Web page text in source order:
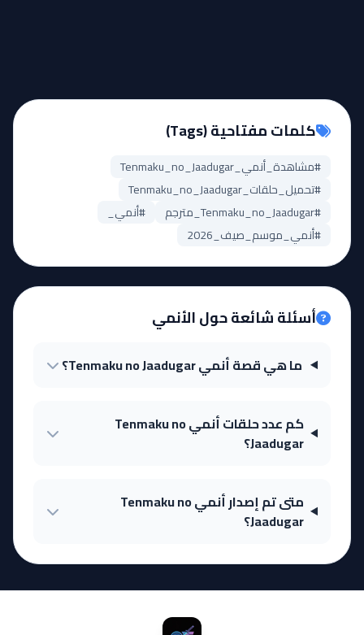
كلمات مفتاحية (Tags)
#مشاهدة_أنمي_Tenmaku_no_Jaadugar
#تحميل_حلقات_Tenmaku_no_Jaadugar
#Tenmaku_no_Jaadugar_مترجم
#أنمي_
#أنمي_موسم_صيف_2026
أسئلة شائعة حول الأنمي
ما هي قصة أنمي Tenmaku no Jaadugar؟
كم عدد حلقات أنمي Tenmaku no
Jaadugar؟
متى تم إصدار أنمي Tenmaku no
Jaadugar؟